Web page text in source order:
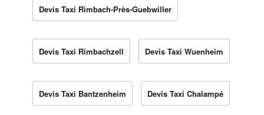
Devis Taxi Rimbach-Près-Guebwiller
Devis Taxi Rimbachzell Devis Taxi Wuenheim
Devis Taxi Bantzenheim Devis Taxi Chalampé